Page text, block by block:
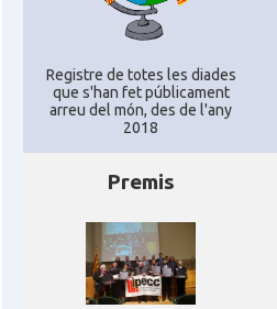
Registre de totes les diades
que s'han fet públicament
arreu del món, des de l'any
2018
Premis